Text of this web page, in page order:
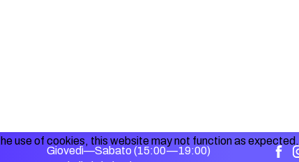
Giovedì—Sabato (15:00—19:00)
use of cookies, this website may not function as expected.